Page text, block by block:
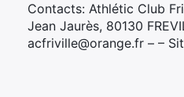
Contacts: Athlétic Club
Jean Jaurès, 80130
acfriville@orange.fr – –